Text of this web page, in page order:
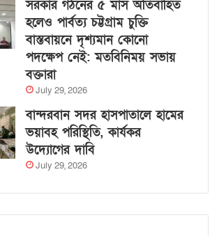
সরকার গঠনের ৫ মাস অতিবাহিত
হলেও পার্বত্য চট্টগ্রাম চুক্তি
বাস্তবায়নে দৃশ্যমান কোনো
পদক্ষেপ নেই: মতবিনিময় সভায়
বক্তারা
July 29, 2026
বান্দরবান সদর হাসপাতালে হামের
ভয়াবহ পরিস্থিতি, কার্যকর
উদ্যোগের দাবি
July 29, 2026